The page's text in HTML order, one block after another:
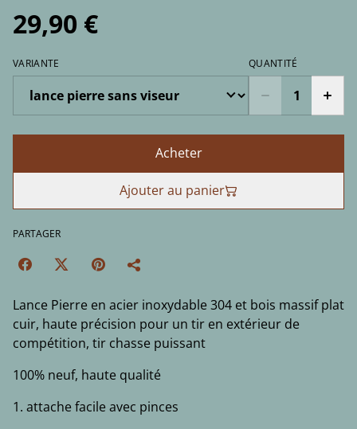
29,90 €
VARIANTE QUANTITÉ
Acheter
Ajouter au panier
PARTAGER
Lance Pierre en acier inoxydable 304 et bois massif plat
cuir, haute précision pour un tir en extérieur de
compétition, tir chasse puissant
100% neuf, haute qualité
1. attache facile avec pinces